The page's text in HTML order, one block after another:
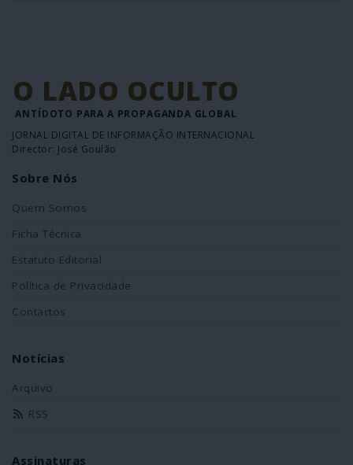
O LADO OCULTO
ANTÍDOTO PARA A PROPAGANDA GLOBAL
JORNAL DIGITAL DE INFORMAÇÃO INTERNACIONAL
Director: José Goulão
Sobre Nós
Quem Somos
Ficha Técnica
Estatuto Editorial
Política de Privacidade
Contactos
Notícias
Arquivo
RSS
Assinaturas